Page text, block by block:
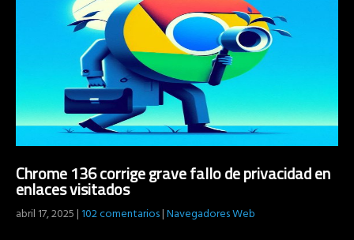
Chrome 136 corrige grave fallo de privacidad en
enlaces visitados
abril 17, 2025|102 comentarios|Navegadores Web